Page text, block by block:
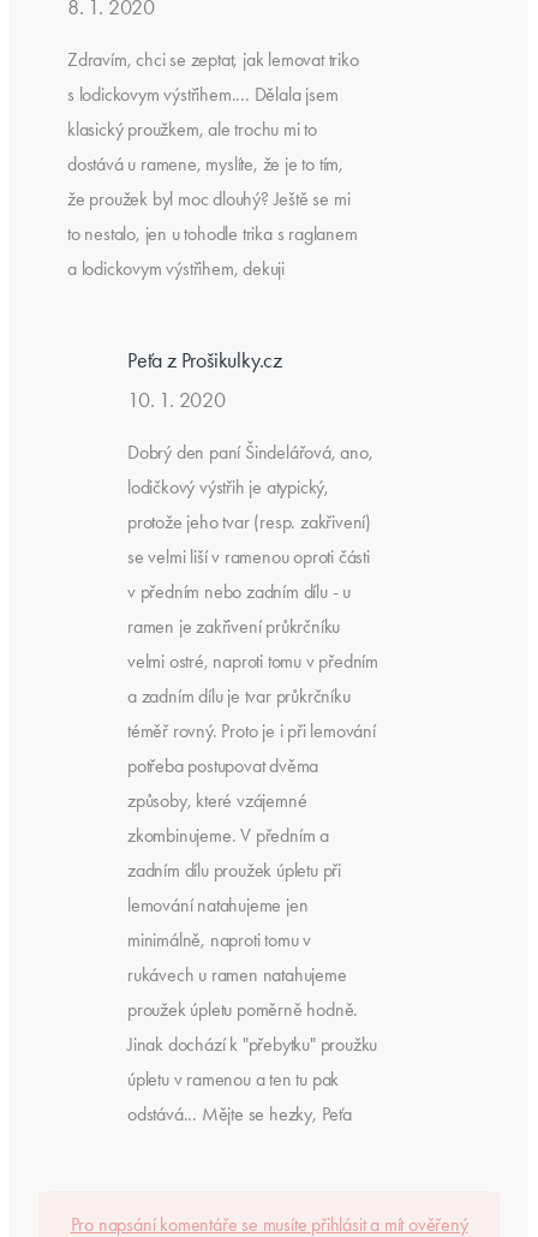
8. 1. 2020
Zdravím, chci se zeptat, jak lemovat triko
s lodickovym výstřihem.... Dělala jsem
klasický proužkem, ale trochu mi to
dostává u ramene, myslíte, že je to tím,
že proužek byl moc dlouhý? Ještě se mi
to nestalo, jen u tohodle trika s raglanem
a lodickovym výstřihem, dekuji
Peťa z Prošikulky.cz
10. 1. 2020
Dobrý den paní Šindelářová, ano,
lodičkový výstřih je atypický,
protože jeho tvar (resp. zakřivení)
se velmi liší v ramenou oproti části
v předním nebo zadním dílu - u
ramen je zakřivení průkrčníku
velmi ostré, naproti tomu v předním
a zadním dílu je tvar průkrčníku
téměř rovný. Proto je i při lemování
potřeba postupovat dvěma
způsoby, které vzájemné
zkombinujeme. V předním a
zadním dílu proužek úpletu při
lemování natahujeme jen
minimálně, naproti tomu v
rukávech u ramen natahujeme
proužek úpletu poměrně hodně.
Jinak dochází k "přebytku" proužku
úpletu v ramenou a ten tu pak
odstává... Mějte se hezky, Peťa
Pro napsání komentáře se musíte přihlásit a mít ověřený